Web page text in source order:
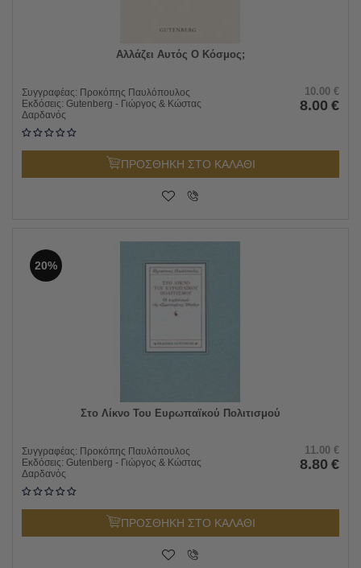
Αλλάζει Αυτός Ο Κόσμος;
Συγγραφέας: Προκόπης Παυλόπουλος
Εκδόσεις: Gutenberg - Γιώργος & Κώστας
Δαρδανός
10.00 €
8.00 €
ΠΡΟΣΘΗΚΗ ΣΤΟ ΚΑΛΑΘΙ
20%
Στο Λίκνο Του Ευρωπαϊκού Πολιτισμού
Συγγραφέας: Προκόπης Παυλόπουλος
Εκδόσεις: Gutenberg - Γιώργος & Κώστας
Δαρδανός
11.00 €
8.80 €
ΠΡΟΣΘΗΚΗ ΣΤΟ ΚΑΛΑΘΙ